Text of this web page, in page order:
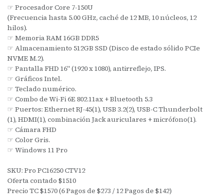
☞ Procesador Core 7-150U
(Frecuencia hasta 5.00 GHz, caché de 12 MB, 10 núcleos, 12
hilos).
☞ Memoria RAM 16GB DDR5
☞ Almacenamiento 512GB SSD (Disco de estado sólido PCIe
NVME M.2).
☞ Pantalla FHD 16" (1920 x 1080), antirreflejo, IPS.
☞ Gráficos Intel.
☞ Teclado numérico.
☞ Combo de Wi-Fi 6E 802.11ax + Bluetooth 5.3
☞ Puertos: Ethernet RJ-45(1), USB 3.2(2), USB-C Thunderbolt
(1), HDMI(1), combinación Jack auriculares + micrófono(1).
☞ Cámara FHD
☞ Color Gris.
☞ Windows 11 Pro
SKU: Pro PC16250 CTV12
Oferta contado $1510
Precio TC $1570 (6 Pagos de $273 / 12 Pagos de $142)